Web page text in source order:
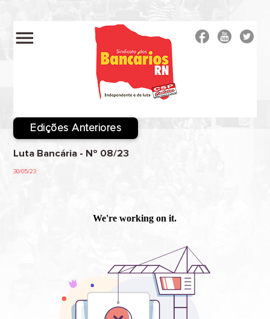
menu
Edições Anteriores
Luta Bancária - Nº 08/23
30/05/23